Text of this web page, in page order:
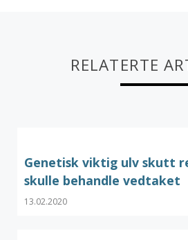
RELATERTE
Genetisk viktig ulv skutt
skulle behandle vedtaket
13.02.2020